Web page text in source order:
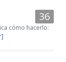
cómo hacerlo: